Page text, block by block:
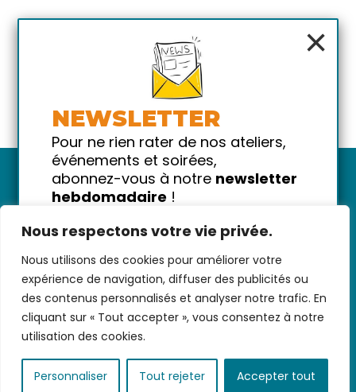
Nous respectons votre vie privée.
Nous utilisons des cookies pour améliorer votre
expérience de navigation, diffuser des publicités ou
des contenus personnalisés et analyser notre trafic. En
cliquant sur « Tout accepter », vous consentez à notre
utilisation des cookies.
Personnaliser Tout rejeter Accepter tout
Nous contacter- CGV/CGU-Données
personnelles-Infos pratiques- FAQ
×
NEWSLETTER
Pour ne rien rater de nos ateliers,
événements et soirées,
abonnez-vous à notre newsletter
hebdomadaire !
!
Votre email